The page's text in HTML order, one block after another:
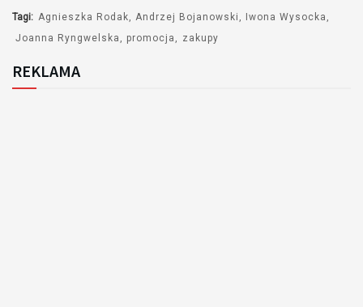
Tagi: Agnieszka Rodak Andrzej Bojanowski
Iwona Wysocka
Joanna Ryngwelska
promocja zakupy
REKLAMA